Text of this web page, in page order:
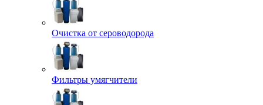
Очистка от сероводорода
Фильтры умягчители